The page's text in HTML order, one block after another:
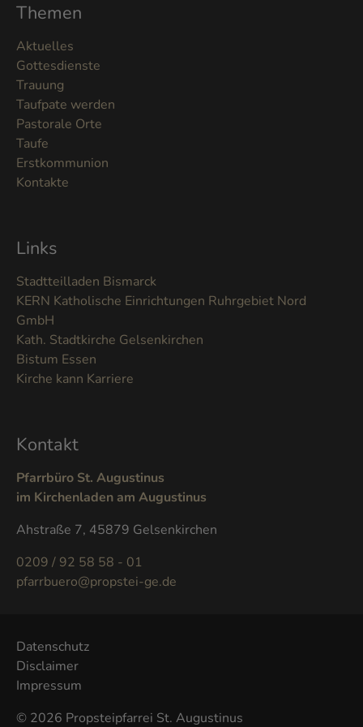
Themen
Aktuelles
Gottesdienste
Trauung
Taufpate werden
Pastorale Orte
Taufe
Erstkommunion
Kontakte
Links
Stadtteilladen Bismarck
KERN Katholische Einrichtungen Ruhrgebiet Nord
GmbH
Kath. Stadtkirche Gelsenkirchen
Bistum Essen
Kirche kann Karriere
Kontakt
Pfarrbüro St. Augustinus
im Kirchenladen am Augustinus
Ahstraße 7, 45879 Gelsenkirchen
0209 / 92 58 58 - 01
pfarrbuero@propstei-ge.de
Datenschutz
Disclaimer
Impressum
© 2026 Propsteipfarrei St. Augustinus